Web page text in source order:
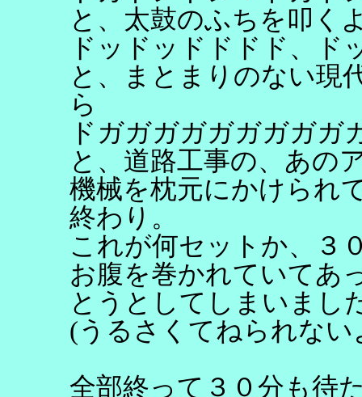
と、太鼓のふちを叩く
ドッドッドドドド、ド
と、まとまりのない現
ら
ドガガガガガガガガガ
と、道路工事の、あの
機械を枕元にかけられ
終わり。
これが何セットか、３
お腹を巻かれていてあ
とうとしてしまいまし
(うるさくてねられな
全部終って３０分も待